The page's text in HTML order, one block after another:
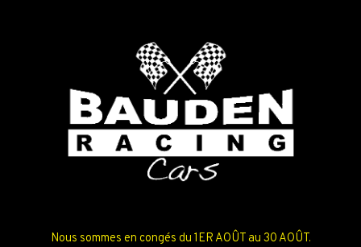
Nous sommes en congés du 1ER AOÛT au 30 AOÛT.